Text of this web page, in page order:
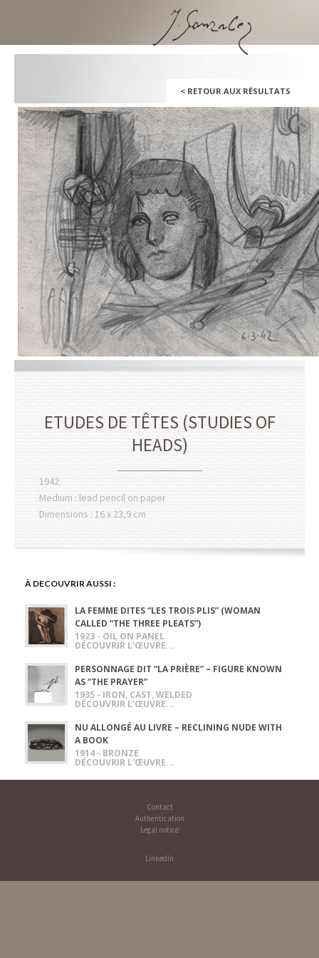
SKIP
< RETOUR AUX RÉSULTATS
ETUDES DE TÊTES (STUDIES OF
HEADS)
1942
Medium : lead pencil on paper
Dimensions : 16 x 23,9 cm
À DECOUVRIR AUSSI :
LA FEMME DITES “LES TROIS PLIS” (WOMAN
CALLED “THE THREE PLEATS”)
1923 - OIL ON PANEL
DÉCOUVRIR L'ŒUVRE...
PERSONNAGE DIT “LA PRIÈRE” – FIGURE KNOWN
AS “THE PRAYER”
1935 - IRON, CAST, WELDED
DÉCOUVRIR L'ŒUVRE...
NU ALLONGÉ AU LIVRE – RECLINING NUDE WITH
A BOOK
1914 - BRONZE
DÉCOUVRIR L'ŒUVRE...
Contact
Authentication
Legal notice
LinkedIn